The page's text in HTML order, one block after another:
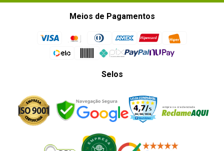
Meios de Pagamentos
Selos